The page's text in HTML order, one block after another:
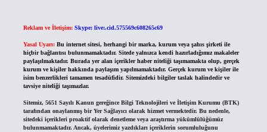
Reklam ve İletişim: Skype: live:.cid.575569c608265c69
Yasal Uyarı: Bu internet sitesi, herhangi bir marka, kurum veya şahıs şirketi ile
hiçbir bağlantısı bulunmamaktadır. Sitede yalnızca kendi hazırladığımız makaleler
paylaşılmaktadır. Burada yer alan içerikler haber niteliği taşımamakta olup, gerçek
kurum ve kişiler hakkında paylaşım yapılmamaktadır. Gerçek kurum ve kişiler ile
isim benzerlikleri tamamen tesadüfidir. Sitemizdeki bilgiler taslak halindedir ve
tavsiye niteliği taşımazlar.
Sitemiz, 5651 Sayılı Kanun gereğince Bilgi Teknolojileri ve İletişim Kurumu (BTK)
tarafından onaylanmış bir Yer Sağlayıcı olarak hizmet vermektedir. Bu nedenle,
sitedeki içerikleri proaktif olarak denetleme veya araştırma yükümlülüğümüz
bulunmamaktadır. Ancak, üyelerimiz yazdıkları içeriklerin sorumluluğunu